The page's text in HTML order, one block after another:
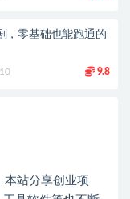
，零基础也能跑通的
10 9.8
本站分享创业项